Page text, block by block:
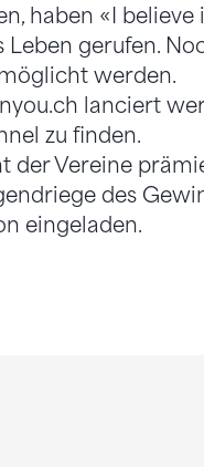
haben «I believe
gerufen.
werden.
lanciert
zu finden.
der Vereine
des
eingeladen.